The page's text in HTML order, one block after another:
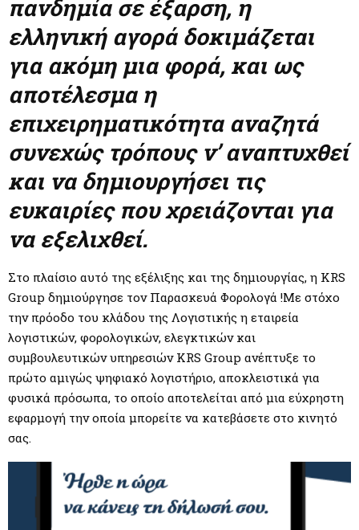
E
N
U
πανδημία σε έξαρση, η
ελληνική αγορά δοκιμάζεται
για ακόμη μια φορά, και ως
αποτέλεσμα η
επιχειρηματικότητα αναζητά
συνεχώς τρόπους ν’ αναπτυχθεί
και να δημιουργήσει τις
ευκαιρίες που χρειάζονται για
να εξελιχθεί.
Στο πλαίσιο αυτό της εξέλιξης και της δημιουργίας, η KRS
Group δημιούργησε τον Παρασκευά Φορολογά !Με στόχο
την πρόοδο του κλάδου της Λογιστικής η εταιρεία
λογιστικών, φορολογικών, ελεγκτικών και
συμβουλευτικών υπηρεσιών KRS Group ανέπτυξε το
πρώτο αμιγώς ψηφιακό λογιστήριο, αποκλειστικά για
φυσικά πρόσωπα, το οποίο αποτελείται από μια εύχρηστη
εφαρμογή την οποία μπορείτε να κατεβάσετε στο κινητό
σας.